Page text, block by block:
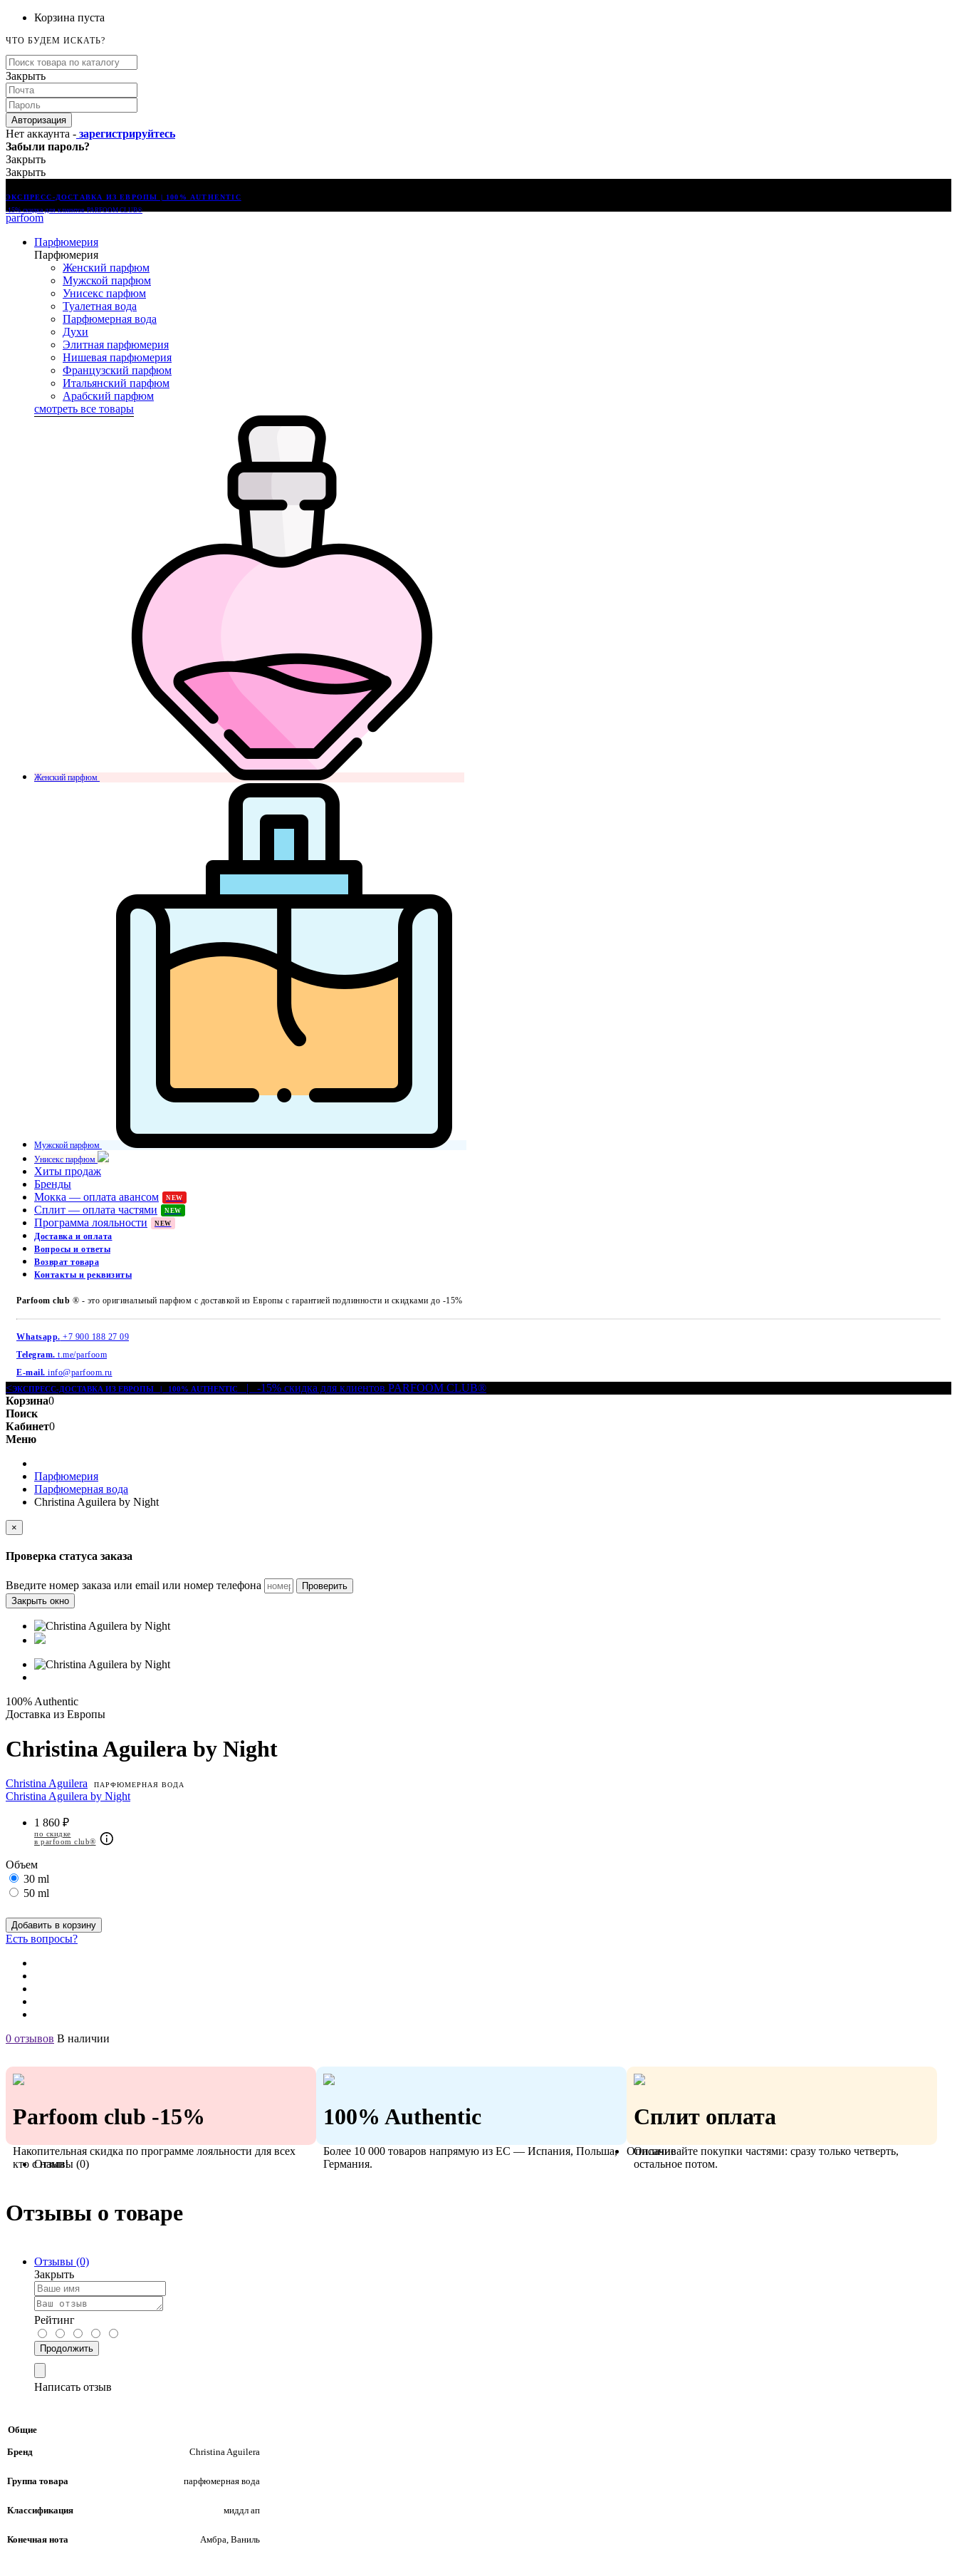
Корзина пуста
ЧТО БУДЕМ ИСКАТЬ?
Закрыть
Авторизация
Нет аккаунта - зарегистрируйтесь
Забыли пароль?
Закрыть
Закрыть
ЭКСПРЕСС-ДОСТАВКА ИЗ ЕВРОПЫ | 100% AUTHENTIC
-15% скидка для клиентов PARFOOM CLUB®
parfoom
Парфюмерия
Парфюмерия
Женский парфюм
Мужской парфюм
Унисекс парфюм
Туалетная вода
Парфюмерная вода
Духи
Элитная парфюмерия
Нишевая парфюмерия
Французский парфюм
Итальянский парфюм
Арабский парфюм
смотреть все товары
Женский парфюм
Мужской парфюм
Унисекс парфюм
Хиты продаж
Бренды
Мокка — оплата авансом
NEW
Сплит — оплата частями NEW
Программа лояльности NEW
Доставка и оплата
Вопросы и ответы
Возврат товара
Контакты и реквизиты
Parfoom club ® - это оригинальный парфюм с доставкой из Европы с гарантией подлинности и скидками до -15%
Whatsapp. +7 900 188 27 09
Telegram. t.me/parfoom
E-mail. info@parfoom.ru
<ЭКСПРЕСС-ДОСТАВКА ИЗ ЕВРОПЫ | 100% AUTHENTIC
| -15% скидка для клиентов PARFOOM CLUB®
Корзина0
Поиск
Кабинет0
Меню
Парфюмерия
Парфюмерная вода
Christina Aguilera by Night
×
Проверка статуса заказа
Введите номер заказа или email или номер телефона
Проверить
Закрыть окно
100% Authentic
Доставка из Европы
Christina Aguilera by Night
Christina Aguilera ПАРФЮМЕРНАЯ ВОДА
Christina Aguilera by Night
1 860 ₽
по скидке
в parfoom club®
Объем
30 ml
50 ml
Добавить в корзину
Есть вопросы?
0 отзывов В наличии
Parfoom club -15%
Накопительная скидка по программе лояльности для всех
кто с нами!
100% Authentic
Более 10 000 товаров напрямую из ЕС — Испания, Польша,
Германия.
Сплит оплата
Оплачивайте покупки частями: сразу только четверть,
остальное потом.
Описание
Отзывы (0)
Отзывы о товаре
Отзывы (0)
Закрыть
Рейтинг
Продолжить
Написать отзыв
Общие
Бренд Christina Aguilera
Группа товара парфюмерная вода
Классификация миддл ап
Конечная нота Амбра, Ваниль